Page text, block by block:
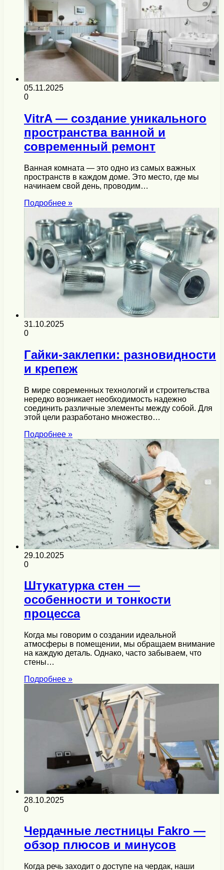
05.11.2025
0
VitrA — создание уникального
пространства ванной и
современный ремонт
Ванная комната — это одно из самых важных
пространств в каждом доме. Это место, где мы
начинаем свой день, проводим…
Подробнее »
31.10.2025
0
Гайки-заклепки: разновидности
и крепеж
В мире современных технологий и строительства
нередко возникает необходимость надежно
соединить различные элементы между собой. Для
этой цели разработано множество…
Подробнее »
29.10.2025
0
Штукатурка стен —
особенности и тонкости
процесса
Когда мы говорим о создании идеальной
атмосферы в помещении, мы обращаем внимание
на каждую деталь. Однако, часто забываем, что
стены…
Подробнее »
28.10.2025
0
Чердачные лестницы Fakro —
обзор плюсов и минусов
Когда речь заходит о доступе на чердак, наши